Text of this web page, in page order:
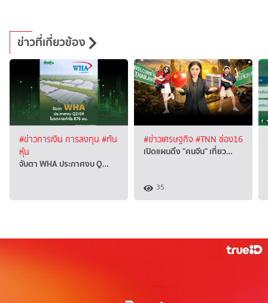
ข่าวที่เกี่ยวข้อง
#ข่าวการเงิน การลงทุน #ทัน
หุ้น
จับตา WHA ประกาศงบ Q…
#ข่าวเศรษฐกิจ #TNN ช่อง16
เปิดแผนดึง "คนจีน" เที่ยว…
35